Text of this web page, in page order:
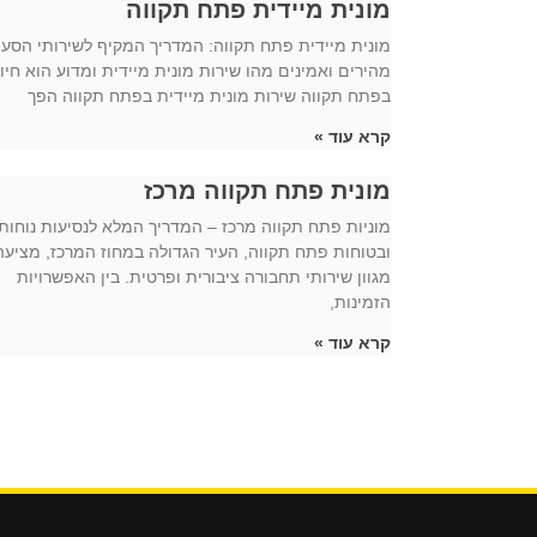
מונית מיידית פתח תקווה
מונית מיידית פתח תקווה: המדריך המקיף לשירותי
מהירים ואמינים מהו שירות מונית מיידית ומדוע הוא
בפתח תקווה שירות מונית מיידית בפתח תקווה הפך
קרא עוד »
מונית פתח תקווה מרכז
מוניות פתח תקווה מרכז – המדריך המלא לנסיעות
ובטוחות פתח תקווה, העיר הגדולה במחוז המרכז,
מגוון שירותי תחבורה ציבורית ופרטית. בין האפשרויות
הזמינות,
קרא עוד »